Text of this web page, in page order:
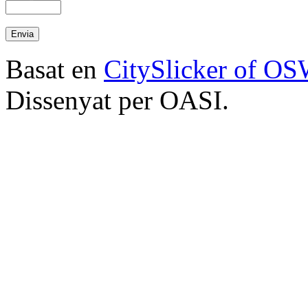
Basat en CitySlicker of
Dissenyat per OASI.